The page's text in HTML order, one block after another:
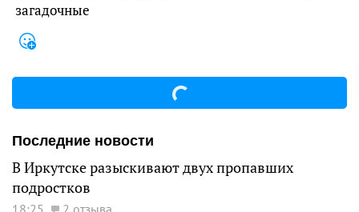
загадочные
Последние новости
В Иркутске разыскивают двух пропавших
подростков
18:25 2 отзыва